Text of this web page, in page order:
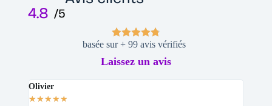
4.8 /5
basée sur + 99 avis vérifiés
Laissez un avis
Olivier
★★★★★